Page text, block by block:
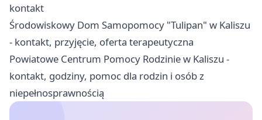
kontakt
Środowiskowy Dom Samopomocy "Tulipan" w Kaliszu
- kontakt, przyjęcie, oferta terapeutyczna
Powiatowe Centrum Pomocy Rodzinie w Kaliszu -
kontakt, godziny, pomoc dla rodzin i osób z
niepełnosprawnością